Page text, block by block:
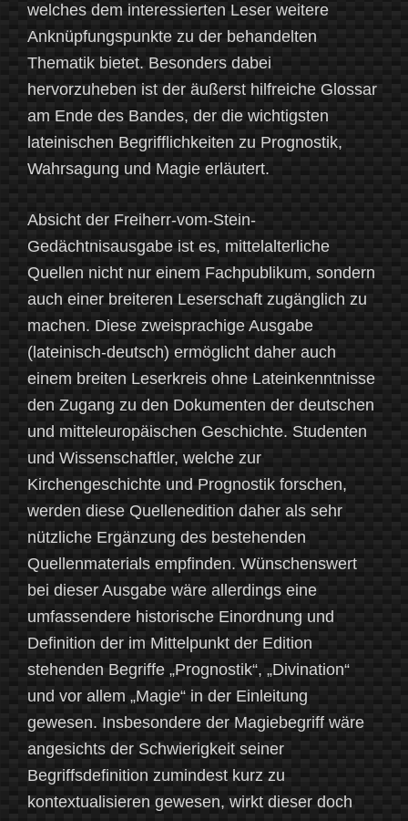
welches dem interessierten Leser weitere
Anknüpfungspunkte zu der behandelten
Thematik bietet. Besonders dabei
hervorzuheben ist der äußerst hilfreiche Glossar
am Ende des Bandes, der die wichtigsten
lateinischen Begrifflichkeiten zu Prognostik,
Wahrsagung und Magie erläutert.
Absicht der Freiherr-vom-Stein-
Gedächtnisausgabe ist es, mittelalterliche
Quellen nicht nur einem Fachpublikum, sondern
auch einer breiteren Leserschaft zugänglich zu
machen. Diese zweisprachige Ausgabe
(lateinisch-deutsch) ermöglicht daher auch
einem breiten Leserkreis ohne Lateinkenntnisse
den Zugang zu den Dokumenten der deutschen
und mitteleuropäischen Geschichte. Studenten
und Wissenschaftler, welche zur
Kirchengeschichte und Prognostik forschen,
werden diese Quellenedition daher als sehr
nützliche Ergänzung des bestehenden
Quellenmaterials empfinden. Wünschenswert
bei dieser Ausgabe wäre allerdings eine
umfassendere historische Einordnung und
Definition der im Mittelpunkt der Edition
stehenden Begriffe „Prognostik“, „Divination“
und vor allem „Magie“ in der Einleitung
gewesen. Insbesondere der Magiebegriff wäre
angesichts der Schwierigkeit seiner
Begriffsdefinition zumindest kurz zu
kontextualisieren gewesen, wirkt dieser doch